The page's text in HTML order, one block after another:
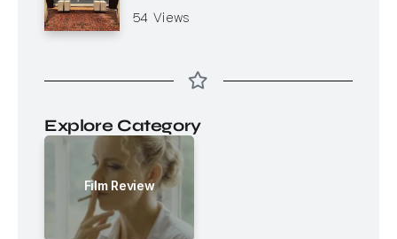
54 Views
Explore Category
Film Review